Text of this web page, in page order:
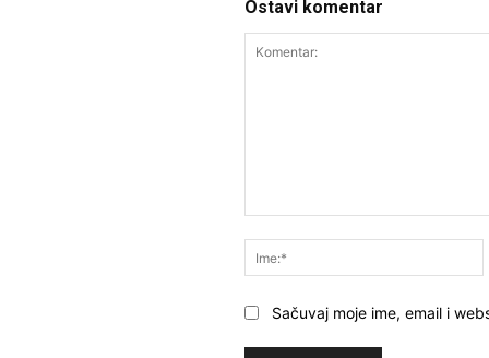
Ostavi komentar
Sačuvaj moje ime, email i